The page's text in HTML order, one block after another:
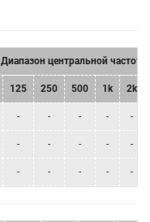
Диапазон центральной частоты
125 250 500 1k 2k
- - - - -
- - - - -
- - - - -